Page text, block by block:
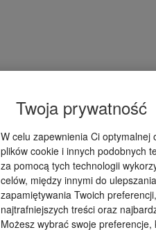
Twoja prywatność
W celu zapewnienia Ci optymalnej
plików cookie i innych podobnych
za pomocą tych technologii
celów, między innymi do
zapamiętywania Twoich
najtrafniejszych treści oraz
Możesz wybrać swoje preferencje,